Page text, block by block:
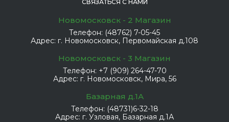
СВЯЗАТЬСЯ С НАМИ
Новомосковск - 2 Магазин
Телефон: (48762) 7-05-45
Адрес: г. Новомосковск, Первомайская д.108
Новомосковск - 3 Магазин
Телефон: +7 (909) 264-47-70
Адрес: г. Новомосковск, Мира, 56
Базарная д.1А
Телефон: (48731)6-32-18
Адрес: г. Узловая, Базарная д.1А